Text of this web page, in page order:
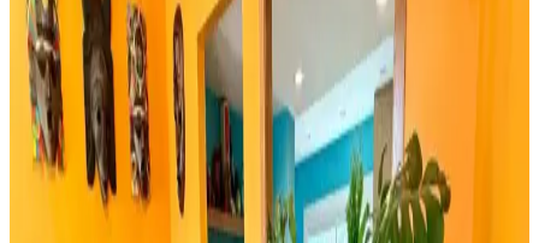
Rattan ayakkabılık, doğal malzeme kullanımı ve estetik
görünümüyle modern ve sürdürülebilir dekorasyonun vazgeçilmez
parçasıdır. Hafifliği ve dayanıklılığıyla fonksiyonel çözümler sunar.
Bambu Stor Perdeler Karşılaştırması: Evesen ve
Linadora Modellerinin Özellikleri ve Farkları
Evesen ve Linadora bambu stor perdelerinin tasarım, dayanıklılık ve
kullanım kolaylığı açısından detaylı karşılaştırması. En uygun
seçeneği belirlemenize yardımcı olur.